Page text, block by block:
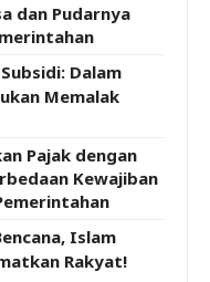
dan Pudarnya
Dalam
Memalak
Pajak dengan
Kewajiban
Islam
Rakyat!